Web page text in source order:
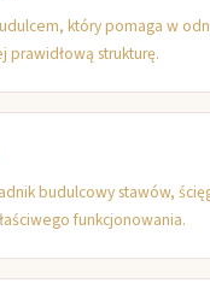
który pomaga w
strukturę.
budulcowy stawów,
funkcjonowania.